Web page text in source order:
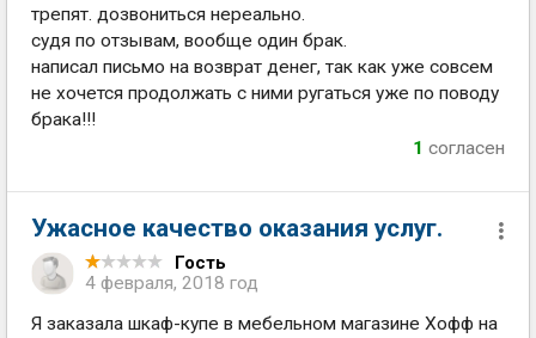
трепят. дозвониться нереально.
судя по отзывам, вообще один брак.
написал письмо на возврат денег, так как уже совсем
не хочется продолжать с ними ругаться уже по поводу
брака!!!
1 согласен
Ужасное качество оказания услуг.
Гость
4 февраля, 2018 год
Я заказала шкаф-купе в мебельном магазине Хофф на